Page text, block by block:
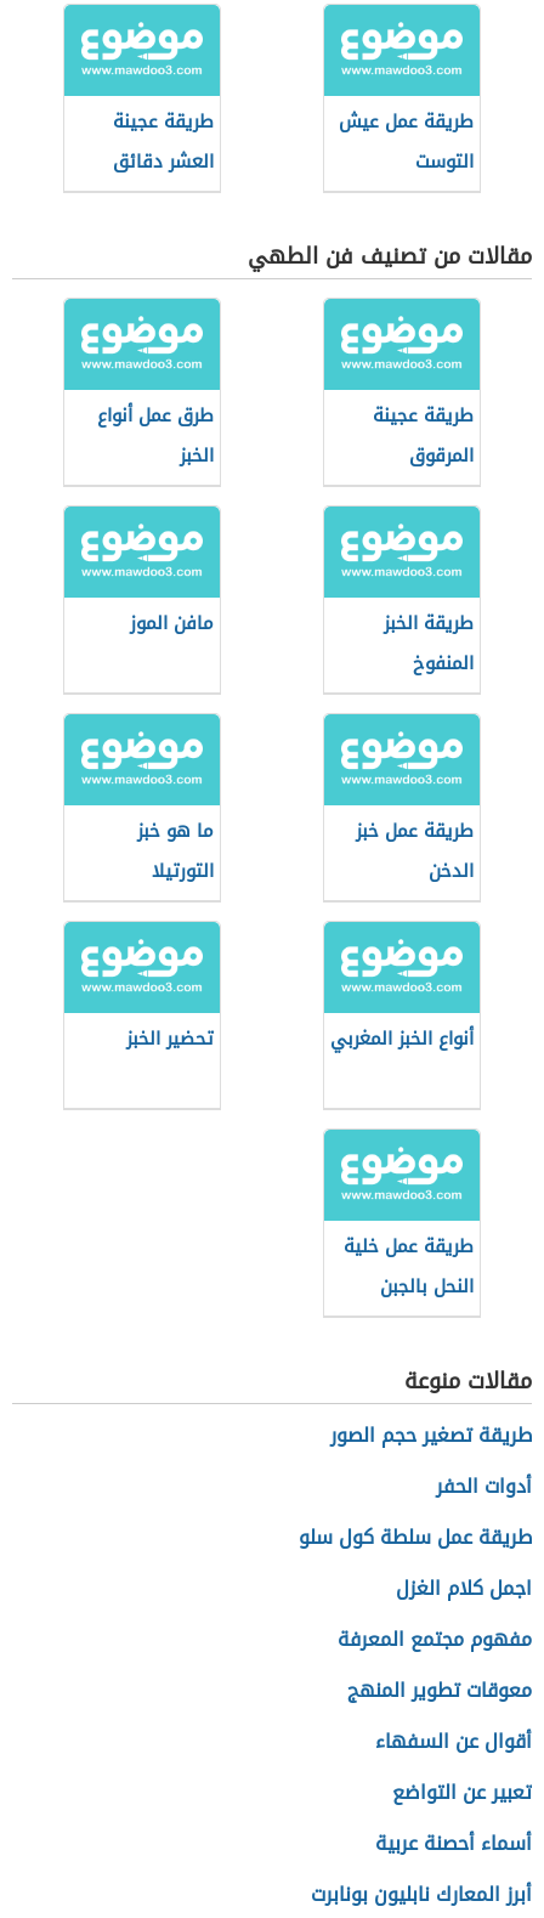
طريقة عمل عيش
التوست
طريقة عجينة
العشر دقائق
مقالات من تصنيف فن الطهي
طريقة عجينة
المرقوق
طرق عمل أنواع
الخبز
طريقة الخبز
المنفوخ
مافن الموز
طريقة عمل خبز
الدخن
ما هو خبز
التورتيلا
أنواع الخبز المغربي تحضير الخبز
طريقة عمل خلية
النحل بالجبن
والحليب المكثف
مقالات منوعة
طريقة تصغير حجم الصور
أدوات الحفر
طريقة عمل سلطة كول سلو
اجمل كلام الغزل
مفهوم مجتمع المعرفة
معوقات تطوير المنهج
أقوال عن السفهاء
تعبير عن التواضع
أسماء أحصنة عربية
أبرز المعارك نابليون بونابرت